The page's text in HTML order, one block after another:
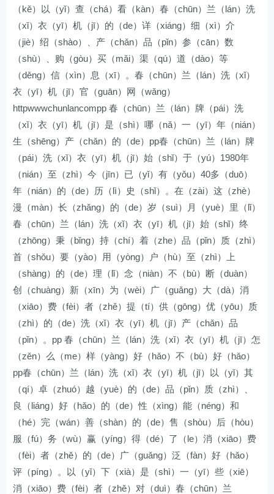
（kě）以（yǐ）查（chá）看（kàn）春（chūn）兰（lán）洗
（xǐ）衣（yī）机（jī）的（de）详（xiáng）细（xì）介
（jiè）绍（shào）、产（chǎn）品（pǐn）参（cān）数
（shù）、购（gòu）买（mǎi）渠（qú）道（dào）等
（děng）信（xìn）息（xī）。春（chūn）兰（lán）洗（xǐ）
衣（yī）机（jī）官（guān）网（wǎng）
httpwwwchunlancompp 春（chūn）兰（lán）牌（pái）洗
（xǐ）衣（yī）机（jī）是（shì）哪（nǎ）一（yī）年（nián）
生（shēng）产（chǎn）的（de）pp春（chūn）兰（lán）牌
（pái）洗（xǐ）衣（yī）机（jī）始（shǐ）于（yú）1980年
（nián）至（zhì）今（jīn）已（yǐ）有（yǒu）40多（duō）
年（nián）的（de）历（lì）史（shǐ）。在（zài）这（zhè）
漫（màn）长（zhǎng）的（de）岁（suì）月（yuè）里（lǐ）
春（chūn）兰（lán）洗（xǐ）衣（yī）机（jī）始（shǐ）终
（zhōng）秉（bǐng）持（chí）着（zhe）品（pǐn）质（zhì）
首（shǒu）要（yào）用（yòng）户（hù）至（zhì）上
（shàng）的（de）理（lǐ）念（niàn）不（bù）断（duàn）
创（chuàng）新（xīn）为（wèi）广（guǎng）大（dà）消
（xiāo）费（fèi）者（zhě）提（tí）供（gōng）优（yōu）质
（zhì）的（de）洗（xǐ）衣（yī）机（jī）产（chǎn）品
（pǐn）。pp 春（chūn）兰（lán）洗（xǐ）衣（yī）机（jī）怎
（zěn）么（me）样（yàng）好（hǎo）不（bù）好（hǎo）
pp春（chūn）兰（lán）洗（xǐ）衣（yī）机（jī）以（yǐ）其
（qí）卓（zhuó）越（yuè）的（de）品（pǐn）质（zhì）、
良（liáng）好（hǎo）的（de）性（xìng）能（néng）和
（hé）完（wán）善（shàn）的（de）售（shòu）后（hòu）
服（fú）务（wù）赢（yíng）得（dé）了（le）消（xiāo）费
（fèi）者（zhě）的（de）广（guǎng）泛（fàn）好（hǎo）
评（píng）。以（yǐ）下（xià）是（shì）一（yī）些（xiē）
消（xiāo）费（fèi）者（zhě）对（duì）春（chūn）兰